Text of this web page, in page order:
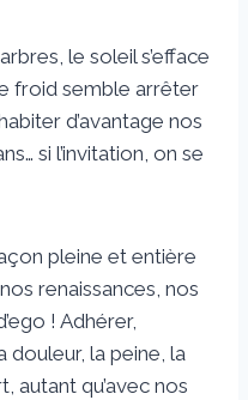
le soleil s’efface
froid semble arrêter
d’avantage nos
si l’invitation, on se
pleine et entière
renaissances, nos
! Adhérer,
douleur, la peine, la
autant qu’avec nos